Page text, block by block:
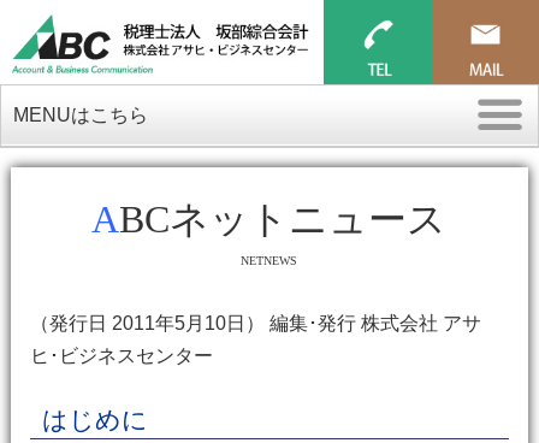
MENUはこちら
ABCネットニュース
NETNEWS
（発行日 2011年5月10日） 編集･発行 株式会社 アサ
ヒ･ビジネスセンター
はじめに